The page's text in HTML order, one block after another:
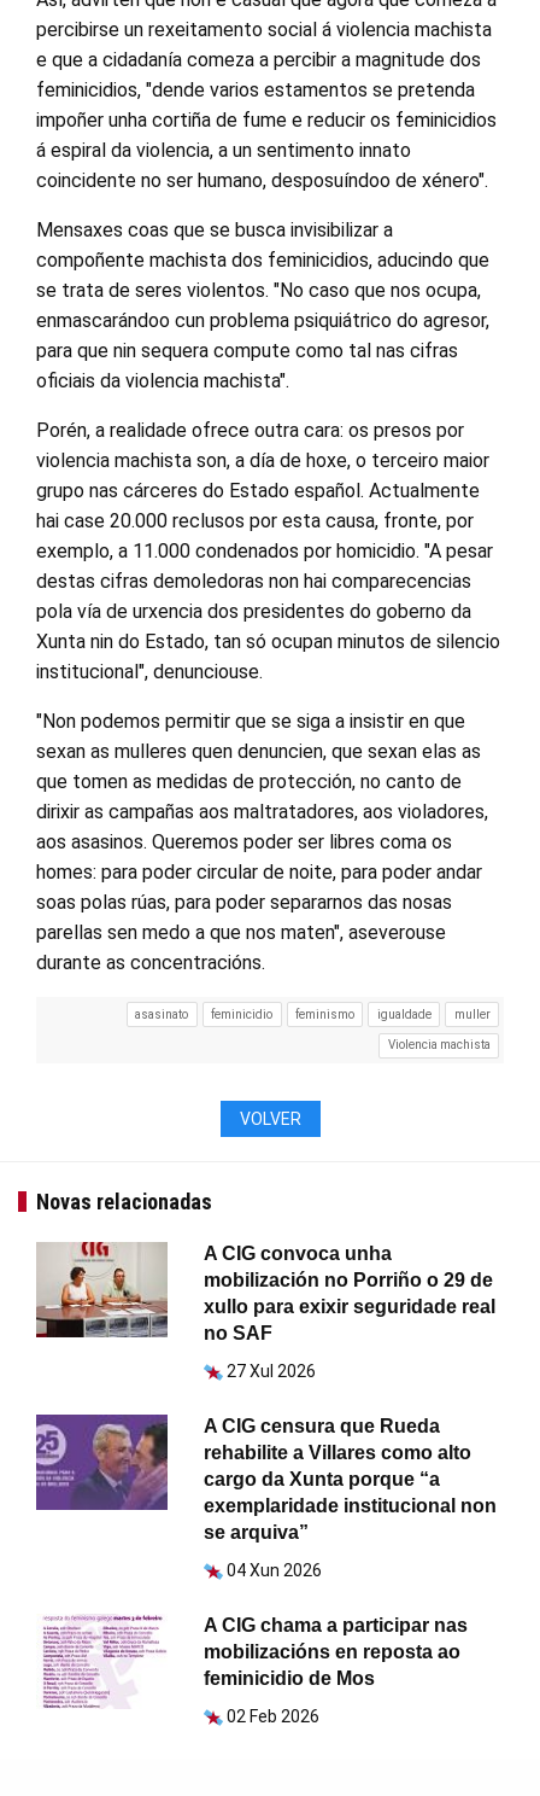
percibirse un rexeitamento social á violencia machista
e que a cidadanía comeza a percibir a magnitude dos
feminicidios, "dende varios estamentos se pretenda
impoñer unha cortiña de fume e reducir os feminicidios
á espiral da violencia, a un sentimento innato
coincidente no ser humano, desposuíndoo de xénero".
Mensaxes coas que se busca invisibilizar a
compoñente machista dos feminicidios, aducindo que
se trata de seres violentos. "No caso que nos ocupa,
enmascarándoo cun problema psiquiátrico do agresor,
para que nin sequera compute como tal nas cifras
oficiais da violencia machista".
Porén, a realidade ofrece outra cara: os presos por
violencia machista son, a día de hoxe, o terceiro maior
grupo nas cárceres do Estado español. Actualmente
hai case 20.000 reclusos por esta causa, fronte, por
exemplo, a 11.000 condenados por homicidio. "A pesar
destas cifras demoledoras non hai comparecencias
pola vía de urxencia dos presidentes do goberno da
Xunta nin do Estado, tan só ocupan minutos de silencio
institucional", denunciouse.
"Non podemos permitir que se siga a insistir en que
sexan as mulleres quen denuncien, que sexan elas as
que tomen as medidas de protección, no canto de
dirixir as campañas aos maltratadores, aos violadores,
aos asasinos. Queremos poder ser libres coma os
homes: para poder circular de noite, para poder andar
soas polas rúas, para poder separarnos das nosas
parellas sen medo a que nos maten", aseverouse
durante as concentracións.
asasinato feminicidio feminismo igualdade muller
Violencia machista
VOLVER
Novas relacionadas
A CIG convoca unha
mobilización no Porriño o 29 de
xullo para exixir seguridade real
no SAF
27 Xul 2026
A CIG censura que Rueda
rehabilite a Villares como alto
cargo da Xunta porque “a
exemplaridade institucional non
se arquiva”
04 Xun 2026
A CIG chama a participar nas
mobilizacións en reposta ao
feminicidio de Mos
02 Feb 2026